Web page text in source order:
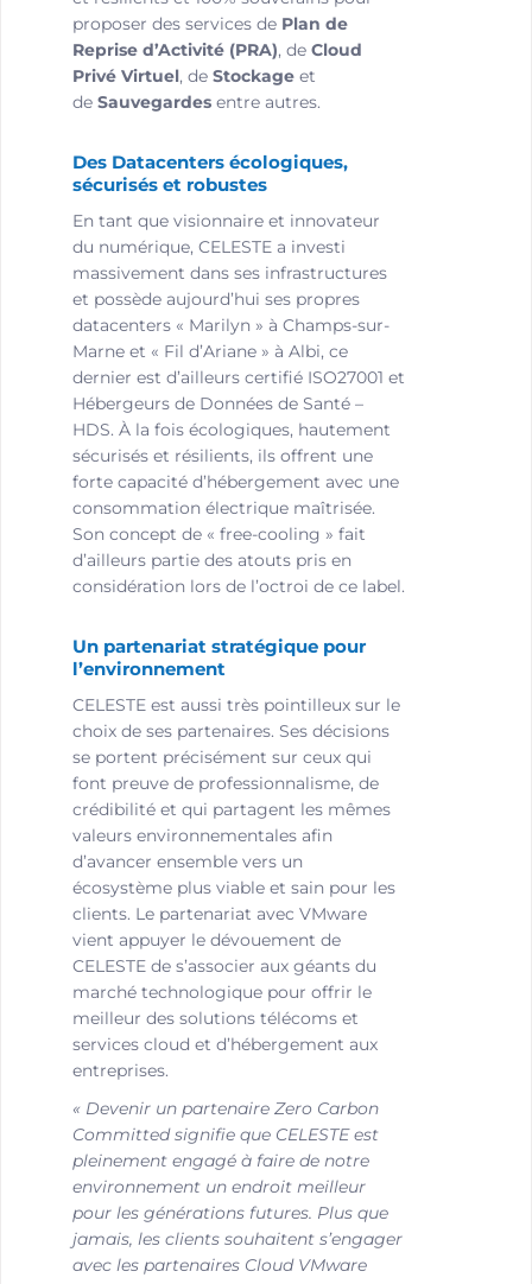
proposer des services de Plan de
Reprise d’Activité (PRA), de Cloud
Privé Virtuel, de Stockage et
de Sauvegardes entre autres.
Des Datacenters écologiques,
sécurisés et robustes
En tant que visionnaire et innovateur
du numérique, CELESTE a investi
massivement dans ses infrastructures
et possède aujourd’hui ses propres
datacenters « Marilyn » à Champs-sur-
Marne et « Fil d’Ariane » à Albi, ce
dernier est d’ailleurs certifié ISO27001 et
Hébergeurs de Données de Santé –
HDS. À la fois écologiques, hautement
sécurisés et résilients, ils offrent une
forte capacité d’hébergement avec une
consommation électrique maîtrisée.
Son concept de « free-cooling » fait
d’ailleurs partie des atouts pris en
considération lors de l’octroi de ce label.
Un partenariat stratégique pour
l’environnement
CELESTE est aussi très pointilleux sur le
choix de ses partenaires. Ses décisions
se portent précisément sur ceux qui
font preuve de professionnalisme, de
crédibilité et qui partagent les mêmes
valeurs environnementales afin
d’avancer ensemble vers un
écosystème plus viable et sain pour les
clients. Le partenariat avec VMware
vient appuyer le dévouement de
CELESTE de s’associer aux géants du
marché technologique pour offrir le
meilleur des solutions télécoms et
services cloud et d’hébergement aux
entreprises.
« Devenir un partenaire Zero Carbon
Committed signifie que CELESTE est
pleinement engagé à faire de notre
environnement un endroit meilleur
pour les générations futures. Plus que
jamais, les clients souhaitent s’engager
avec les partenaires Cloud VMware